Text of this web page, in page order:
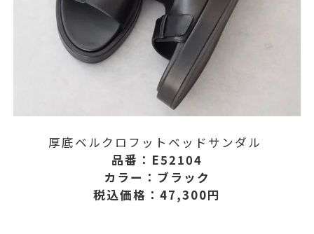
厚底ベルクロフットベッドサンダル
品番：E52104
カラー：ブラック
税込価格：47,300円